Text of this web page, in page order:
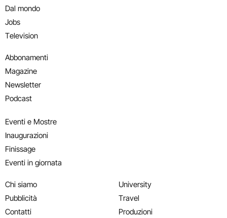
Dal mondo
Jobs
Television
Abbonamenti
Magazine
Newsletter
Podcast
Eventi e Mostre
Inaugurazioni
Finissage
Eventi in giornata
Chi siamo
Pubblicità
Contatti
University
Travel
Produzioni